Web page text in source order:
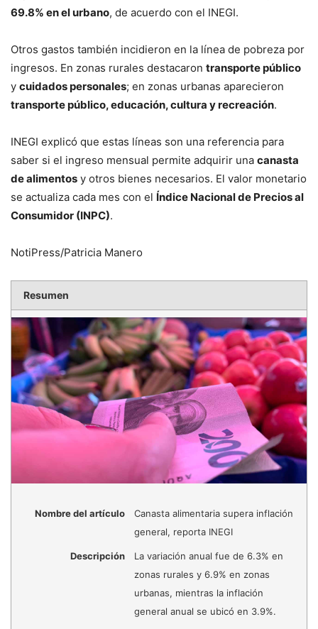
69.8% en el urbano, de acuerdo con el INEGI.
Otros gastos también incidieron en la línea de pobreza por
ingresos. En zonas rurales destacaron transporte público
y cuidados personales; en zonas urbanas aparecieron
transporte público, educación, cultura y recreación.
INEGI explicó que estas líneas son una referencia para
saber si el ingreso mensual permite adquirir una canasta
de alimentos y otros bienes necesarios. El valor monetario
se actualiza cada mes con el Índice Nacional de Precios al
Consumidor (INPC).
NotiPress/Patricia Manero
Resumen
Nombre del artículo
Canasta alimentaria supera inflación
general, reporta INEGI
Descripción
La variación anual fue de 6.3% en
zonas rurales y 6.9% en zonas
urbanas, mientras la inflación
general anual se ubicó en 3.9%.